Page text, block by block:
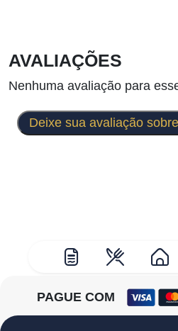
AVALIAÇÕES
Nenhuma avaliação para
Deixe sua avaliação
PAGUE COM